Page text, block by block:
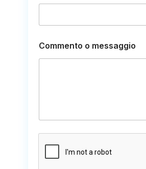
e
s
e
Commento o messaggio